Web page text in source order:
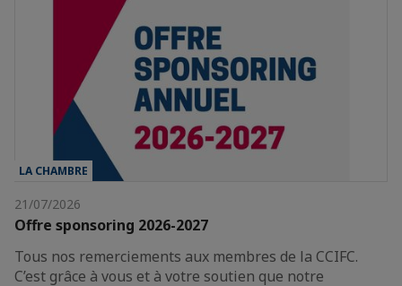
LA CHAMBRE
21/07/2026
Offre sponsoring 2026-2027
Tous nos remerciements aux membres de la CCIFC.
C’est grâce à vous et à votre soutien que notre